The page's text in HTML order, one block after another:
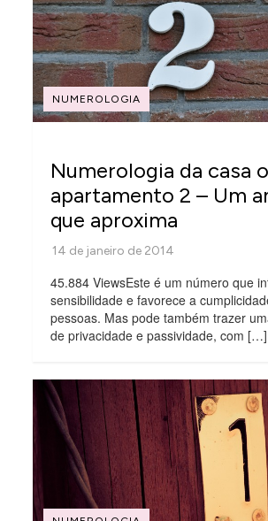
NUMEROLOGIA
Numerologia da casa
apartamento 2 – Um
que aproxima
45.884 ViewsEste é um número que
sensibilidade e favorece a
pessoas. Mas pode também trazer
de privacidade e passividade, com […]